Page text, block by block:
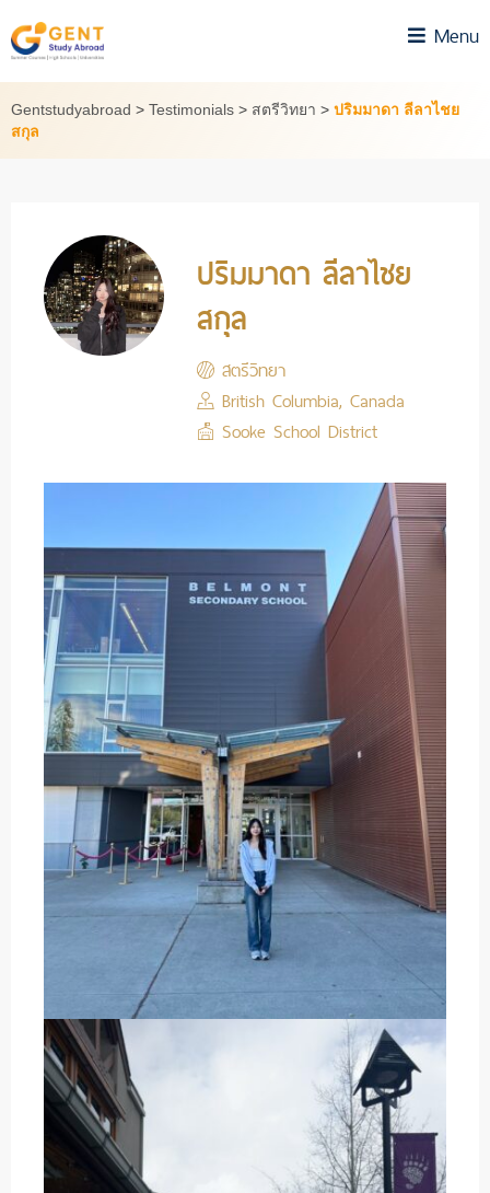
to
content
Menu
Gentstudyabroad > Testimonials > สตรีวิทยา > ปริมมาดา ลีลาไชย
สกุล
ปริมมาดา ลีลาไชย
สกุล
สตรีวิทยา
British Columbia, Canada
Sooke School District